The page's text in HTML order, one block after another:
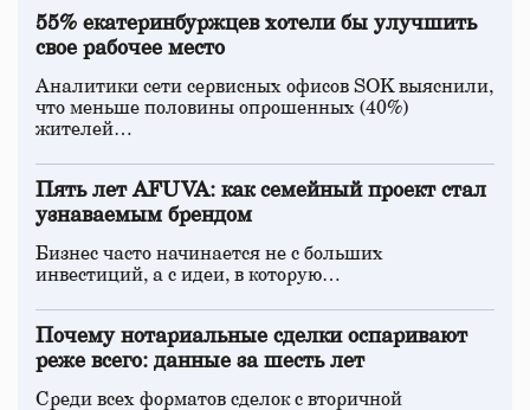
55% екатеринбуржцев хотели бы улучшить
свое рабочее место
Аналитики сети сервисных офисов SOK выяснили,
что меньше половины опрошенных (40%)
жителей…
Пять лет AFUVA: как семейный проект стал
узнаваемым брендом
Бизнес часто начинается не с больших
инвестиций, а с идеи, в которую…
Почему нотариальные сделки оспаривают
реже всего: данные за шесть лет
Среди всех форматов сделок с вторичной